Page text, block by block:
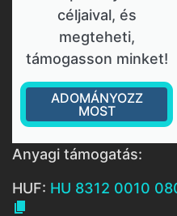
céljaival, és
megteheti,
támogasson minket!
ADOMÁNYOZZ
MOST
Anyagi támogatás:
HUF: HU 8312 0010
